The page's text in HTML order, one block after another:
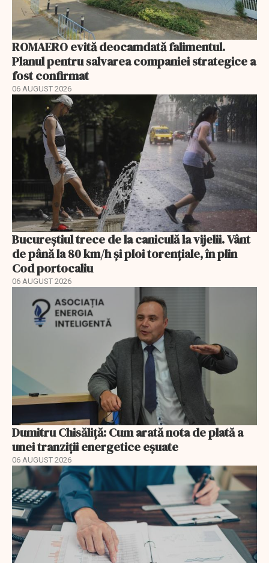
ROMAERO evită deocamdată falimentul.
Planul pentru salvarea companiei strategice a
fost confirmat
06 AUGUST 2026
Bucureștiul trece de la caniculă la vijelii. Vânt
de până la 80 km/h și ploi torențiale, în plin
Cod portocaliu
06 AUGUST 2026
Dumitru Chisăliță: Cum arată nota de plată a
unei tranziții energetice eșuate
06 AUGUST 2026